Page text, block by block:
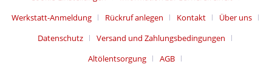
Werkstatt-Anmeldung
Rückruf anlegen Kontakt
Über uns
Datenschutz
Versand und Zahlungsbedingungen
Altölentsorgung
AGB